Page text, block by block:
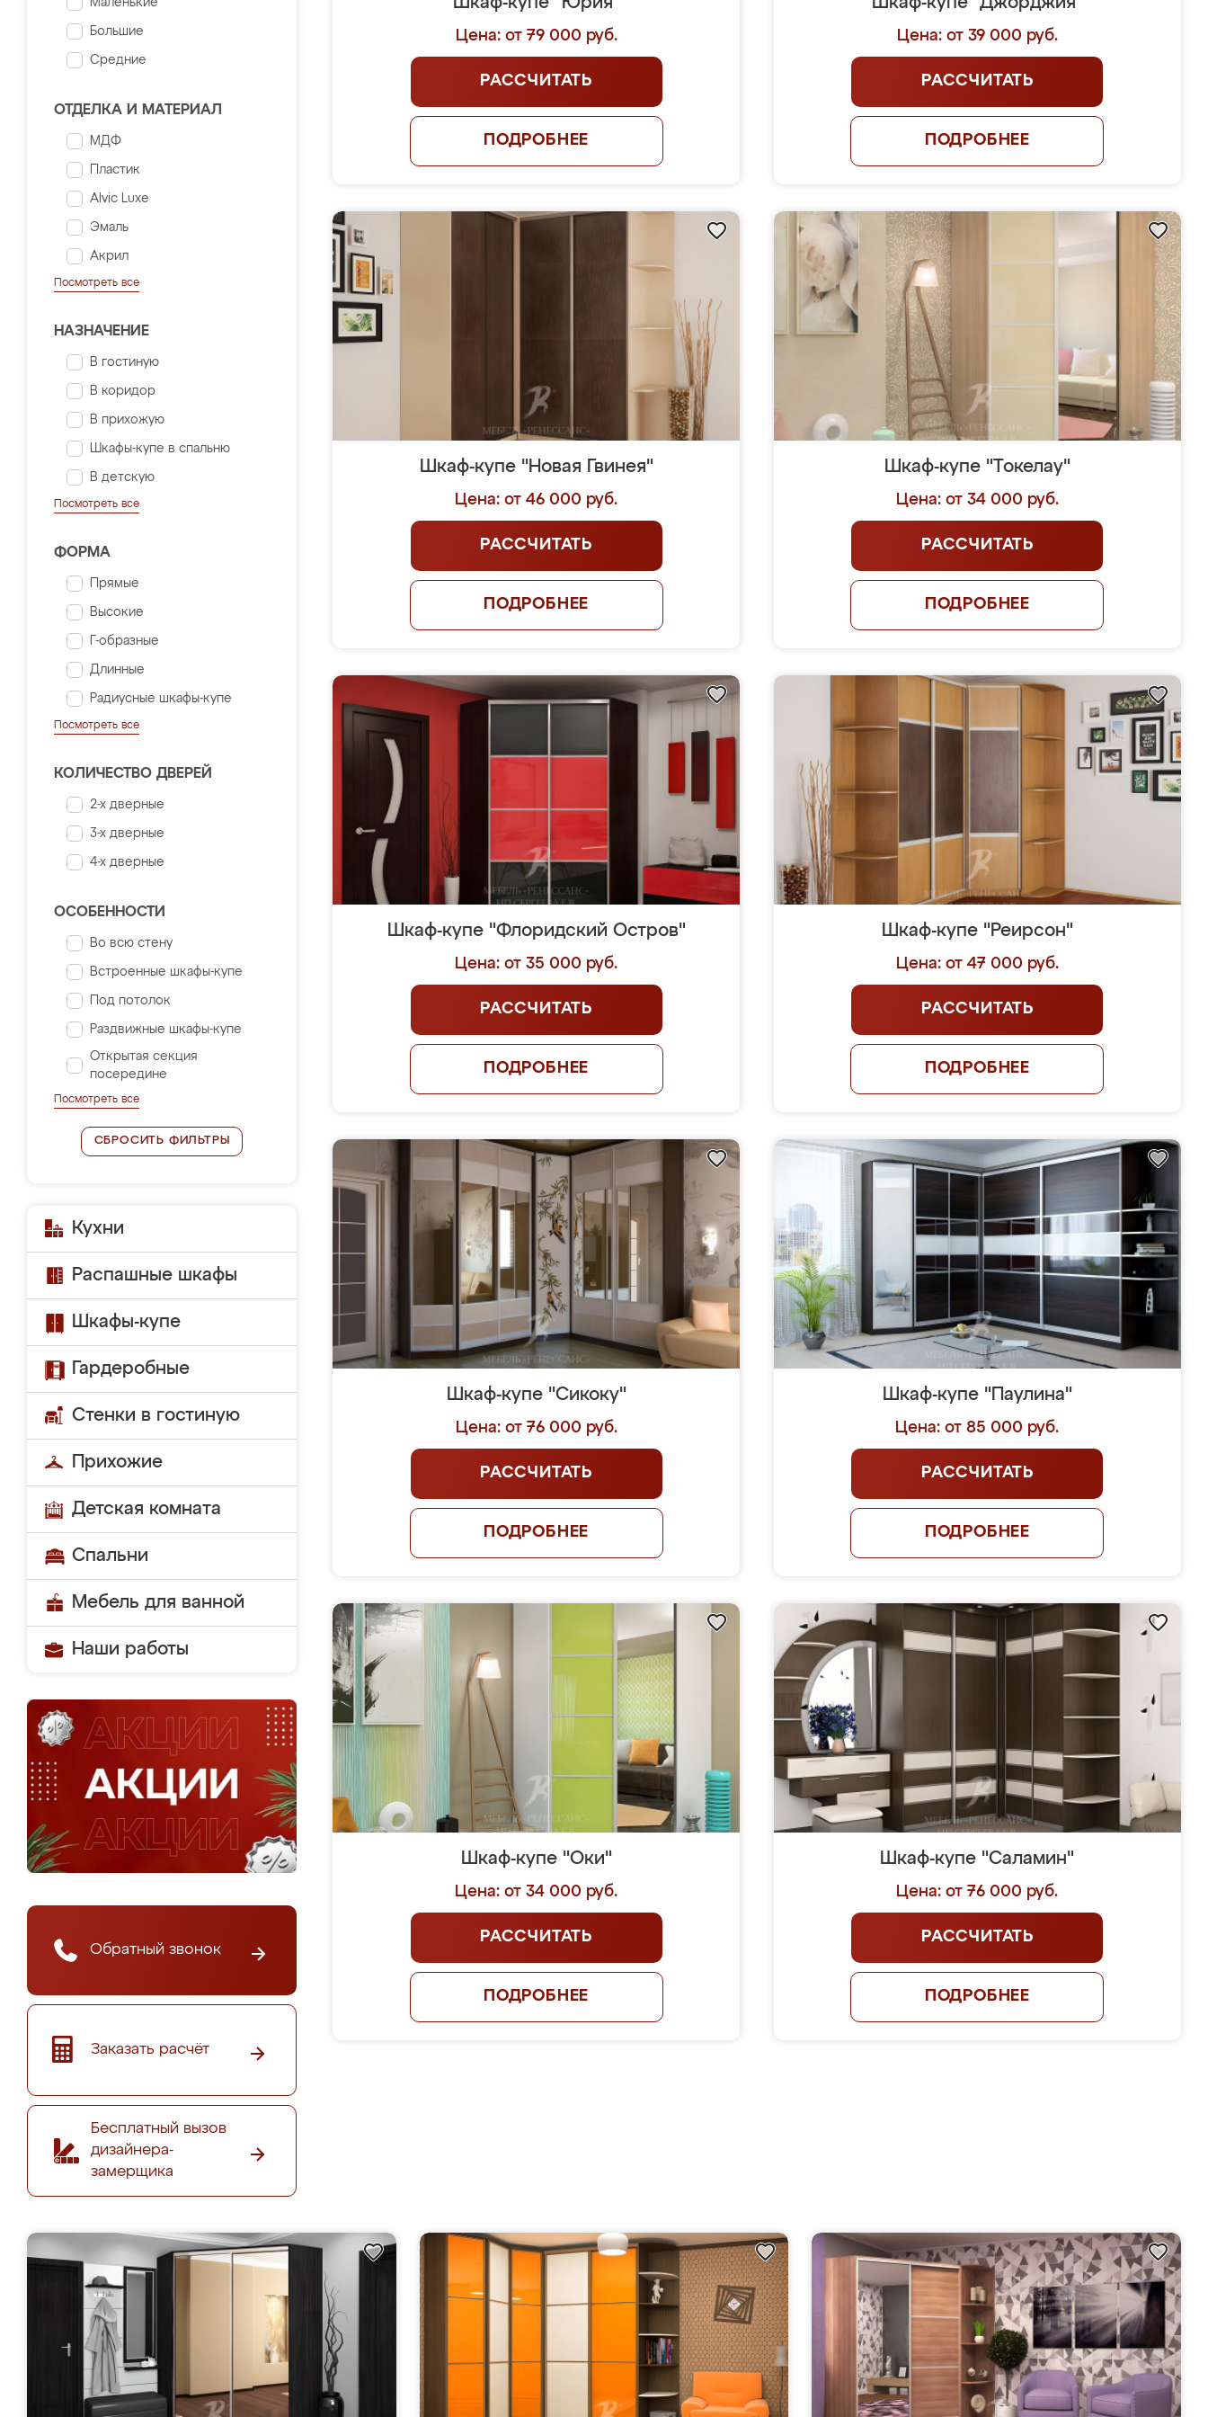
Маленькие
Большие
Средние
ОТДЕЛКА И МАТЕРИАЛ
МДФ
Пластик
Alvic Luxe
Эмаль
Акрил
Посмотреть все
НАЗНАЧЕНИЕ
В гостиную
В коридор
В прихожую
Шкафы-купе в спальню
В детскую
Посмотреть все
ФОРМА
Прямые
Высокие
Г-образные
Длинные
Радиусные шкафы-купе
Посмотреть все
КОЛИЧЕСТВО ДВЕРЕЙ
2-х дверные
3-х дверные
4-х дверные
ОСОБЕННОСТИ
Во всю стену
Встроенные шкафы-купе
Под потолок
Раздвижные шкафы-купе
Открытая секция
посередине
Посмотреть все
СБРОСИТЬ ФИЛЬТРЫ
Кухни
Распашные шкафы
Шкафы-купе
Гардеробные
Стенки в гостиную
Прихожие
Детская комната
Спальни
Мебель для ванной
Наши работы
Обратный звонок
Заказать расчёт
Бесплатный вызов
дизайнера-
замерщика
Цена: от 79 000 руб.
РАССЧИТАТЬ
ПОДРОБНЕЕ
Цена: от 39 000 руб.
РАССЧИТАТЬ
ПОДРОБНЕЕ
Шкаф-купе "Новая Гвинея"
Цена: от 46 000 руб.
РАССЧИТАТЬ
ПОДРОБНЕЕ
Шкаф-купе "Токелау"
Цена: от 34 000 руб.
РАССЧИТАТЬ
ПОДРОБНЕЕ
Шкаф-купе "Флоридский Остров"
Цена: от 35 000 руб.
РАССЧИТАТЬ
ПОДРОБНЕЕ
Шкаф-купе "Реирсон"
Цена: от 47 000 руб.
РАССЧИТАТЬ
ПОДРОБНЕЕ
Шкаф-купе "Сикоку"
Цена: от 76 000 руб.
РАССЧИТАТЬ
ПОДРОБНЕЕ
Шкаф-купе "Паулина"
Цена: от 85 000 руб.
РАССЧИТАТЬ
ПОДРОБНЕЕ
Шкаф-купе "Оки"
Цена: от 34 000 руб.
РАССЧИТАТЬ
ПОДРОБНЕЕ
Шкаф-купе "Саламин"
Цена: от 76 000 руб.
РАССЧИТАТЬ
ПОДРОБНЕЕ